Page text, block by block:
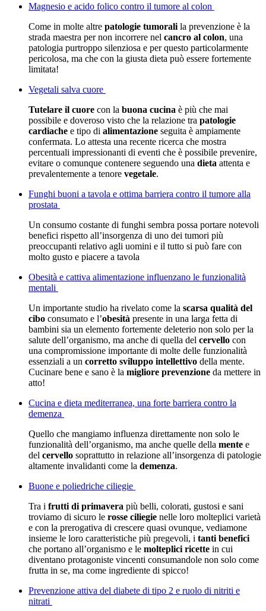
Magnesio e acido folico contro il tumore al colon
Come in molte altre patologie tumorali la prevenzione è la
strada maestra per non incorrere nel cancro al colon, una
patologia purtroppo silenziosa e per questo particolarmente
pericolosa, ma che con la giusta dieta può essere fortemente
limitata!
Vegetali salva cuore
Tutelare il cuore con la buona cucina è più che mai
possibile e doveroso visto che la relazione tra patologie
cardiache e tipo di alimentazione seguita è ampiamente
confermata. Lo attesta una recente ricerca che mostra
percentuali impressionanti di eventi che è possibile prevenire,
evitare o comunque contenere seguendo una dieta attenta e
prevalentemente a tenore vegetale.
Funghi buoni a tavola e ottima barriera contro il tumore alla
prostata
Un consumo costante di funghi sembra possa portare notevoli
benefici rispetto all’insorgenza di uno dei tumori più
preoccupanti relativo agli uomini e il tutto si può fare con
molto gusto e piacere a tavola
Obesità e cattiva alimentazione influenzano le funzionalità
mentali
Un importante studio ha rivelato come la scarsa qualità del
cibo consumato e l’obesità presente in una larga fetta di
bambini sia un elemento fortemente deleterio non solo per la
salute dell’organismo, ma anche di quella del cervello con
una compromissione importante di molte delle funzionalità
essenziali a un corretto sviluppo intellettivo della mente.
Cucinare bene e sano è la migliore prevenzione da mettere in
atto!
Cucina e dieta mediterranea, una forte barriera contro la
demenza
Quello che mangiamo influenza direttamente non solo le
funzionalità dell’organismo, ma anche quelle della mente e
del cervello soprattutto in relazione all’insorgenza di patologie
altamente invalidanti come la demenza.
Buone e poliedriche ciliegie
Tra i frutti di primavera più belli, colorati, gustosi e sani
troviamo di sicuro le rosse ciliegie nelle loro molteplici varietà
e con la prerogativa di crescere quasi ovunque, vediamone
insieme le loro caratteristiche più pregevoli, i tanti benefici
che portano all’organismo e le molteplici ricette in cui
diventano protagoniste vincenti consumandole non solo come
frutta in se, ma come ingrediente di spicco!
Prevenzione attiva del diabete di tipo 2 e ruolo di nitriti e
nitrati